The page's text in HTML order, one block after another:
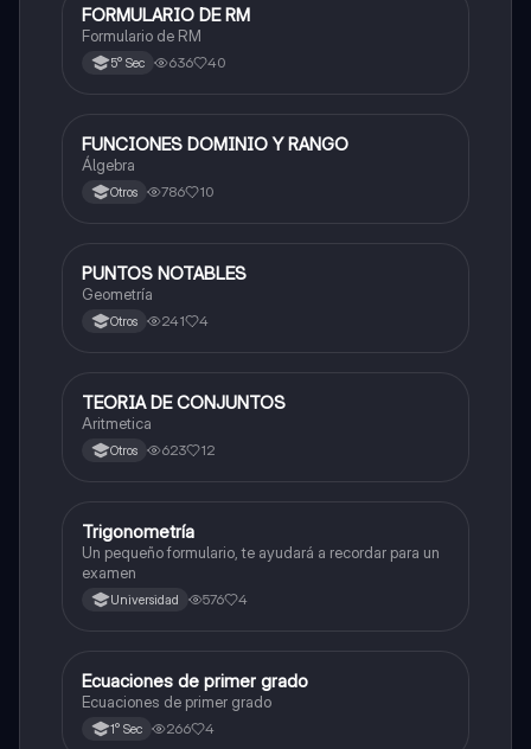
Matemáticas
FORMULARIO DE RM
Formulario de RM
5° Sec 636 40
Matemáticas
FUNCIONES DOMINIO Y RANGO
Álgebra
Otros 786 10
Matemáticas
PUNTOS NOTABLES
Geometría
Otros 241 4
Matemáticas
TEORIA DE CONJUNTOS
Aritmetica
Otros 623 12
Matemáticas
Trigonometría
Un pequeño formulario, te ayudará a recordar para un
examen
Universidad 576 4
Matemáticas
Ecuaciones de primer grado
Ecuaciones de primer grado
1° Sec 266 4